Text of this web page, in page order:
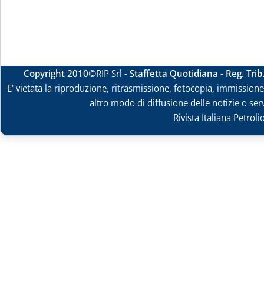
Copyright 2010©RIP Srl -Staffetta Quotidiana - Reg.
E' vietata la riproduzione, ritrasmissione, fotocopia,
altro modo di diffusione delle notizie o
Rivista Italiana